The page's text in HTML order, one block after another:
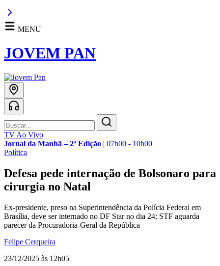
MENU
JOVEM PAN
TV Ao Vivo
Jornal da Manhã – 2ª Edição | 07h00 - 10h00
Política
Defesa pede internação de Bolsonaro para
cirurgia no Natal
Ex-presidente, preso na Superintendência da Polícia Federal em
Brasília, deve ser internado no DF Star no dia 24; STF aguarda
parecer da Procuradoria-Geral da República
Felipe Cerqueira
23/12/2025 às 12h05